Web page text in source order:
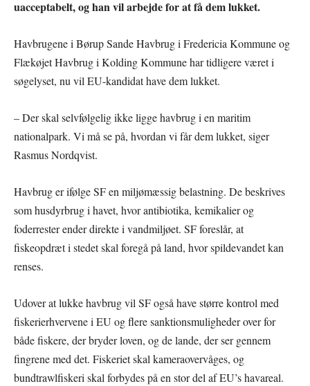
uacceptabelt, og han vil arbejde for at få dem lukket.
Havbrugene i Børup Sande Havbrug i Fredericia Kommune og
Flækøjet Havbrug i Kolding Kommune har tidligere været i
søgelyset, nu vil EU-kandidat have dem lukket.
– Der skal selvfølgelig ikke ligge havbrug i en maritim
nationalpark. Vi må se på, hvordan vi får dem lukket, siger
Rasmus Nordqvist.
Havbrug er ifølge SF en miljømæssig belastning. De beskrives
som husdyrbrug i havet, hvor antibiotika, kemikalier og
foderrester ender direkte i vandmiljøet. SF foreslår, at
fiskeopdræt i stedet skal foregå på land, hvor spildevandet kan
renses.
Udover at lukke havbrug vil SF også have større kontrol med
fiskerierhvervene i EU og flere sanktionsmuligheder over for
både fiskere, der bryder loven, og de lande, der ser gennem
fingrene med det. Fiskeriet skal kameraovervåges, og
bundtrawlfiskeri skal forbydes på en stor del af EU’s havareal.